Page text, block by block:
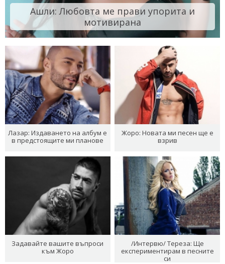
Ашли: Любовта ме прави упорита и
мотивирана
Лазар: Издаването на албум е
в предстоящите ми планове
Жоро: Новата ми песен ще е
взрив
Задавайте вашите въпроси
към Жоро
/Интервю/ Тереза: Ще
експериментирам в песните
си